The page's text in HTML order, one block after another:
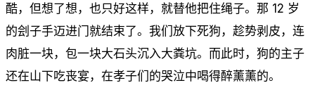
酷，但想了想，也只好这样，就替他把住绳子。那 12 岁
的刽子手迈进门就结束了。我们放下死狗，趁势剥皮，连
肉脏一块，包一块大石头沉入大粪坑。而此时，狗的主子
还在山下吃丧宴，在孝子们的哭泣中喝得醉薰薰的。